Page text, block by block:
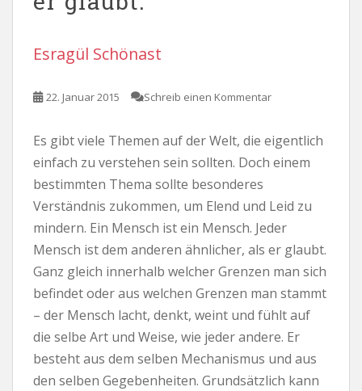
Esragül Schönast
22. Januar 2015 Schreib einen Kommentar
Es gibt viele Themen auf der Welt, die eigentlich
einfach zu verstehen sein sollten. Doch einem
bestimmten Thema sollte besonderes
Verständnis zukommen, um Elend und Leid zu
mindern. Ein Mensch ist ein Mensch. Jeder
Mensch ist dem anderen ähnlicher, als er glaubt.
Ganz gleich innerhalb welcher Grenzen man sich
befindet oder aus welchen Grenzen man stammt
– der Mensch lacht, denkt, weint und fühlt auf
die selbe Art und Weise, wie jeder andere. Er
besteht aus dem selben Mechanismus und aus
den selben Gegebenheiten. Grundsätzlich kann